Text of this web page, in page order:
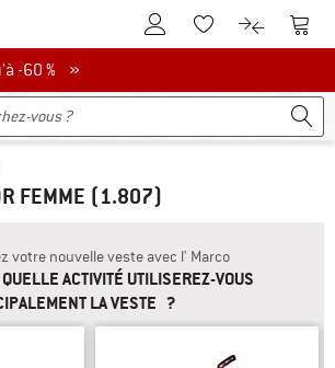
Vers le compte client
Vers la liste
Vers le
-60 %-60 % »
FEMME (1.807)
votre nouvelle veste avec l' Marco
ACTIVITÉ UTILISEREZ-VOUS
LA VESTE ?